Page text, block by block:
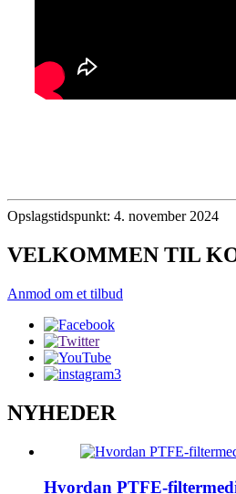
Opslagstidspunkt: 4. november 2024
VELKOMMEN TIL
Anmod om et tilbud
NYHEDER
Hvordan PTFE-